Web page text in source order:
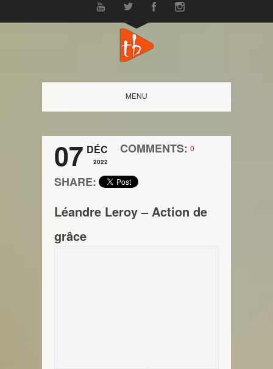
MENU
07 DÉC
2022
COMMENTS: 0
SHARE:
Léandre Leroy – Action de
grâce